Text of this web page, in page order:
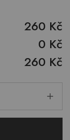
260 Kč
0 Kč
260 Kč